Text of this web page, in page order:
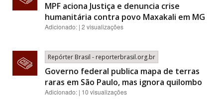
MPF aciona Justiça e denuncia crise
humanitária contra povo Maxakali em MG
Adicionado: | 2 visualizações
Repórter Brasil - reporterbrasil.org.br
Governo federal publica mapa de terras
raras em São Paulo, mas ignora quilombo
Adicionado: | 10 visualizações